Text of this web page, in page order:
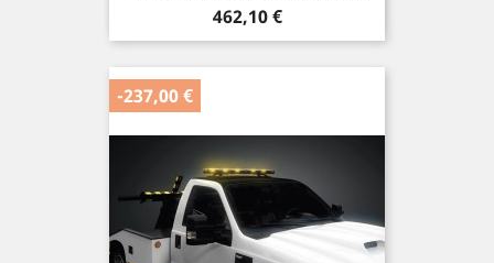
Preis
462,10 €
-237,00 €